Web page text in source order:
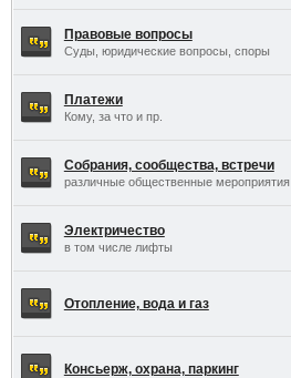
Правовые вопросы
Суды, юридические вопросы, споры
Платежи
Кому, за что и пр.
Собрания, сообщества, встречи
различные общественные мероприятия
Электричество
в том числе лифты
Отопление, вода и газ
Консьерж, охрана, паркинг